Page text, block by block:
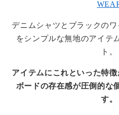
デニムシャツとブラックの
をシンプルな無地のアイテ
ト。
アイテムにこれといった特
ボードの存在感が圧倒的な
す。